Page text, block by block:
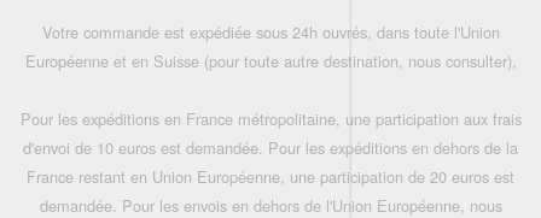
Votre commande est expédiée sous 24h ouvrés, dans toute l'Union
Européenne et en Suisse (pour toute autre destination, nous consulter),
Pour les expéditions en France métropolitaine, une participation aux frais
d'envoi de 10 euros est demandée. Pour les expéditions en dehors de la
France restant en Union Européenne, une participation de 20 euros est
demandée. Pour les envois en dehors de l'Union Européenne, nous